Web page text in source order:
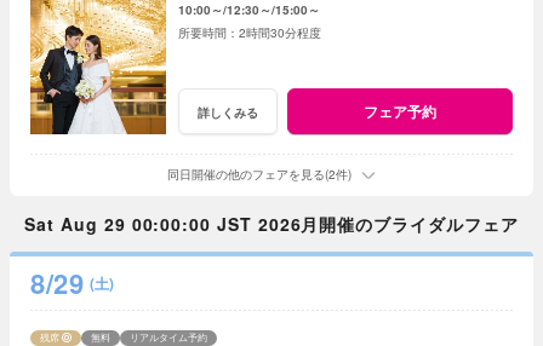
10:00～ 12:30～ 15:00～
2時間30分程度
詳しくみる フェア予約
同日開催の他のフェアを見る(2件)
Sat Aug 29 00:00:00 JST 2026月開催のブライダルフェア
8/29 (土)
残席 無料 リアルタイム予約